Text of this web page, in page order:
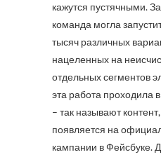
кажутся пустячными.
команда могла
тысяч различных
нацеленных на
отдельных сегментов
эта работа проходила
– так называют
появляется на
кампании в Фейсбуке.